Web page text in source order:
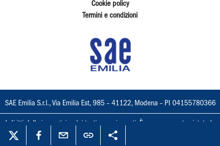
Cookie policy
Termini e condizioni
SAE Emilia S.r.l., Via Emilia Est, 985 – 41122, Modena – PI 04155780366
I diritti delle immagini e dei testi sono riservati. È espressamente vietata la
loro riproduzione con qualsiasi mezzo e l'adattamento totale o parziale.